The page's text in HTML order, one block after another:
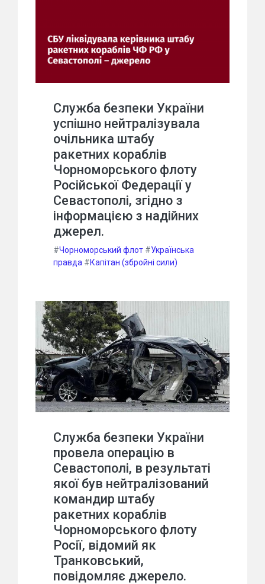
Служба безпеки України
успішно нейтралізувала
очільника штабу
ракетних кораблів
Чорноморського флоту
Російської Федерації у
Севастополі, згідно з
інформацією з надійних
джерел.
#Чорноморський флот #Українська
правда #Капітан (збройні сили)
Служба безпеки України
провела операцію в
Севастополі, в результаті
якої був нейтралізований
командир штабу
ракетних кораблів
Чорноморського флоту
Росії, відомий як
Транковський,
повідомляє джерело.